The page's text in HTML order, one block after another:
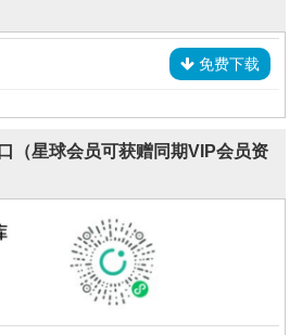
免费下载
（星球会员可获赠同期VIP会员资